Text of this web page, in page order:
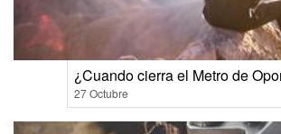
¿Cuando cierra el Metro de
27 Octubre